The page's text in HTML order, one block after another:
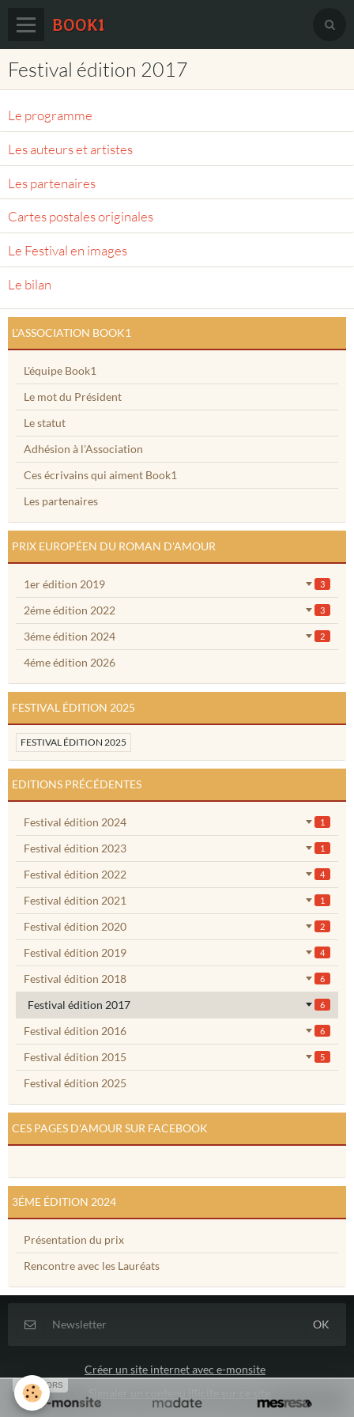
BOOK1
Accueil
Prix européen du roman d'amour
Le festival sur Facebook
Membres
Partenaires
Contact
Festival édition 2017
Le programme
Les auteurs et artistes
Les partenaires
Cartes postales originales
Le Festival en images
Le bilan
L'ASSOCIATION BOOK1
L'équipe Book1
Le mot du Président
Le statut
Adhésion à l'Association
Ces écrivains qui aiment Book1
Les partenaires
PRIX EUROPÉEN DU ROMAN D'AMOUR
1er édition 2019 3
2éme édition 2022 3
3éme édition 2024 2
4éme édition 2026
FESTIVAL ÉDITION 2025
FESTIVAL ÉDITION 2025
EDITIONS PRÉCÉDENTES
Festival édition 2024 1
Festival édition 2023 1
Festival édition 2022 4
Festival édition 2021 1
Festival édition 2020 2
Festival édition 2019 4
Festival édition 2018 6
Festival édition 2017 6
Festival édition 2016 6
Festival édition 2015 5
Festival édition 2025
CES PAGES D'AMOUR SUR FACEBOOK
3ÉME ÉDITION 2024
Présentation du prix
Rencontre avec les Lauréats
Créer un site internet avec e-monsite
SPONSORS